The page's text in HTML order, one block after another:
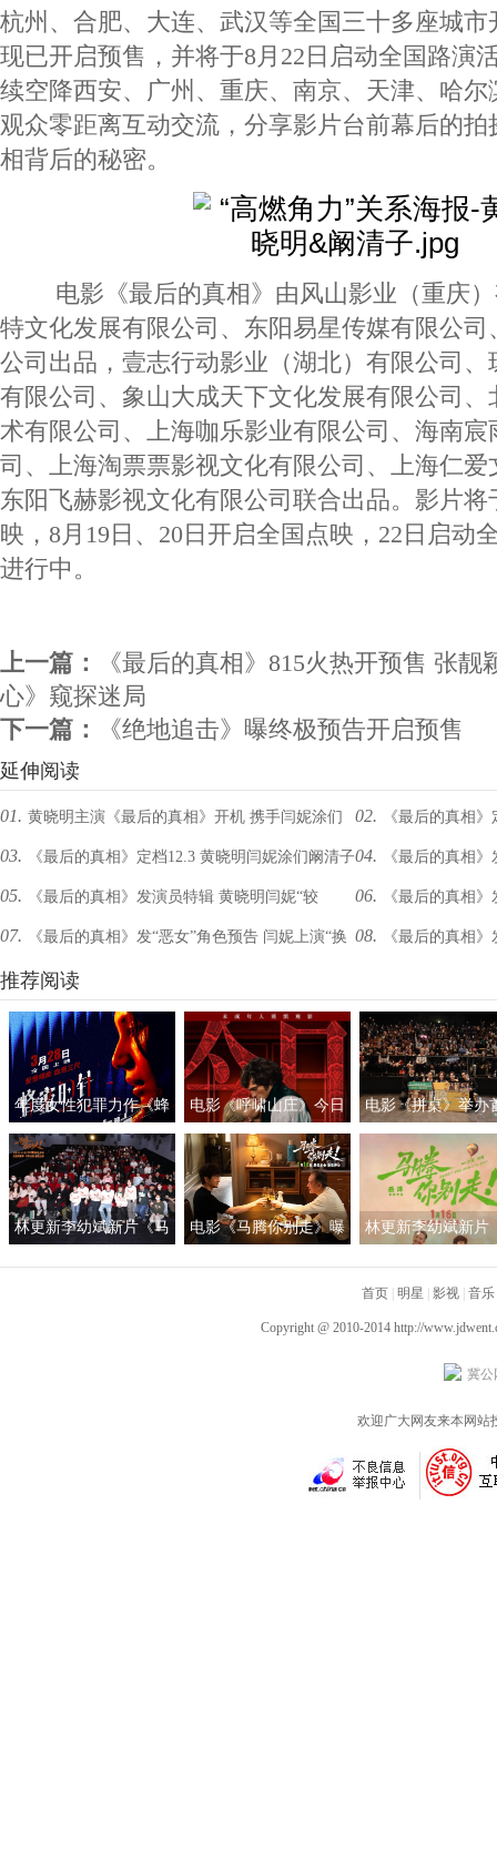
杭州、合肥、大连、武汉等全国三十多座城
现已开启预售，并将于8月22日启动全国路演
续空降西安、广州、重庆、南京、天津、哈
观众零距离互动交流，分享影片台前幕后的
相背后的秘密。
电影《最后的真相》由风山影业（重庆）
特文化发展有限公司、东阳易星传媒有限公
公司出品，壹志行动影业（湖北）有限公司
有限公司、象山大成天下文化发展有限公司
术有限公司、上海咖乐影业有限公司、海南
司、上海淘票票影视文化有限公司、上海仁
东阳飞赫影视文化有限公司联合出品。影片将
映，8月19日、20日开启全国点映，22日启动
进行中。
上一篇：
《最后的真相》815火热开预售 张
心》窥探迷局
下一篇：
《绝地追击》曝终极预告开启预售
延伸阅读
01. 黄晓明主演《最后的真相》开机 携手闫妮涂们
阚清子破壁联动
02. 《最后的真相
真相而战
03. 《最后的真相》定档12.3 黄晓明闫妮涂们阚清子
重奏真相
04. 《最后的真相
启贺岁档
05. 《最后的真相》发演员特辑 黄晓明闫妮“较
劲”过招
06. 《最后的真相
审交锋
07. 《最后的真相》发“恶女”角色预告 闫妮上演“换
脸式”演技
08. 《最后的真相
推荐阅读
年度女性犯罪力作《蜂
蜜的针》定档3月28日
绝版影后阵容癫
电影《呼啸山庄》今日
上映
电影《拼桌》举办
礼及路演 白色情人
约搭子稳稳幸福
林更新李幼斌新片《马
电影《马腾你别走》曝
生“新地图”
林更新李幼斌新片
首页 明星 影视 音乐
Copyright @ 2010-2014 http://
冀公
欢迎广大网友来本网站